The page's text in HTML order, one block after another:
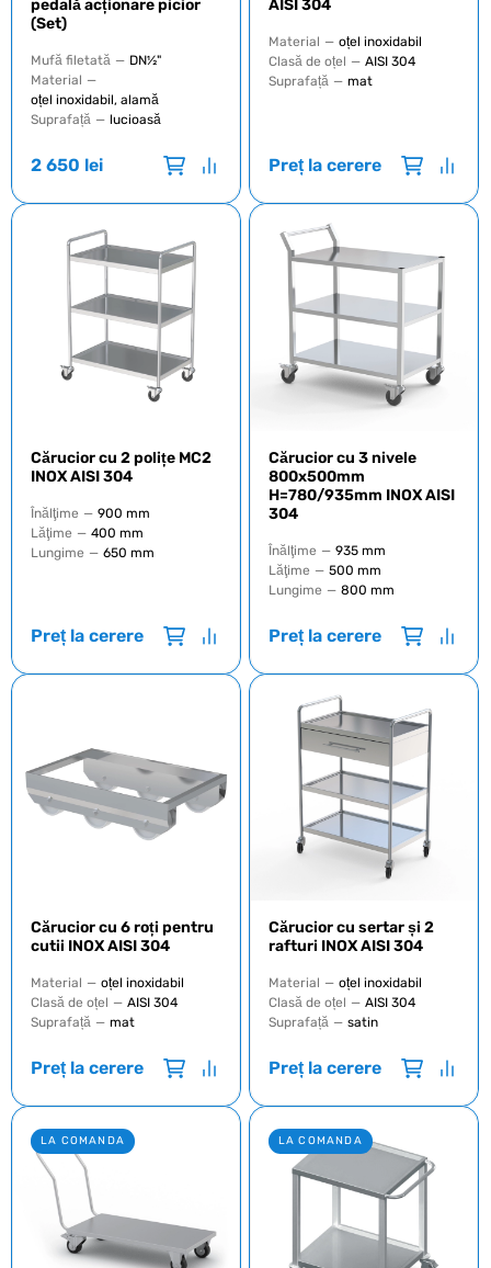
pedală acționare picior
(Set)
Mufă filetată — DN½"
Material —
oțel inoxidabil, alamă
Suprafață — lucioasă
2 650 lei
AISI 304
Material — oțel inoxidabil
Clasă de oțel — AISI 304
Suprafață — mat
Preț la cerere
Cărucior cu 2 polițe MC2
INOX AISI 304
Înălţime — 900 mm
Lăţime — 400 mm
Lungime — 650 mm
Preț la cerere
Cărucior cu 3 nivele
800x500mm
H=780/935mm INOX AISI
304
Înălţime — 935 mm
Lăţime — 500 mm
Lungime — 800 mm
Preț la cerere
Cărucior cu 6 roți pentru
cutii INOX AISI 304
Material — oțel inoxidabil
Clasă de oțel — AISI 304
Suprafață — mat
Preț la cerere
Cărucior cu sertar și 2
rafturi INOX AISI 304
Material — oțel inoxidabil
Clasă de oțel — AISI 304
Suprafață — satin
Preț la cerere
LA COMANDA LA COMANDA